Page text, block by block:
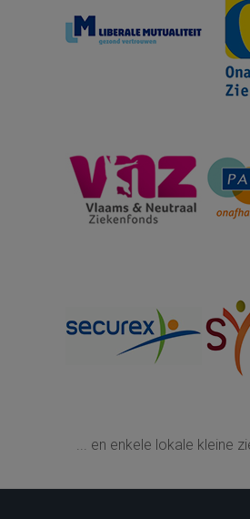
... en enkele lokale kleine